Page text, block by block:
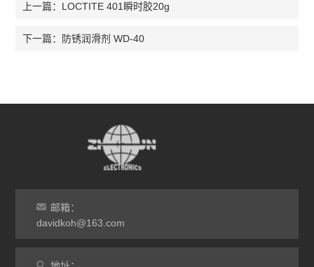
上一篇： LOCTITE 401瞬时胶20g
下一篇： 防锈润滑剂 WD-40
邮箱：
davidkoh@163.com